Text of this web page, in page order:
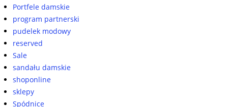
Portfele damskie
program partnerski
pudelek modowy
reserved
Sale
sandału damskie
shoponline
sklepy
Spódnice